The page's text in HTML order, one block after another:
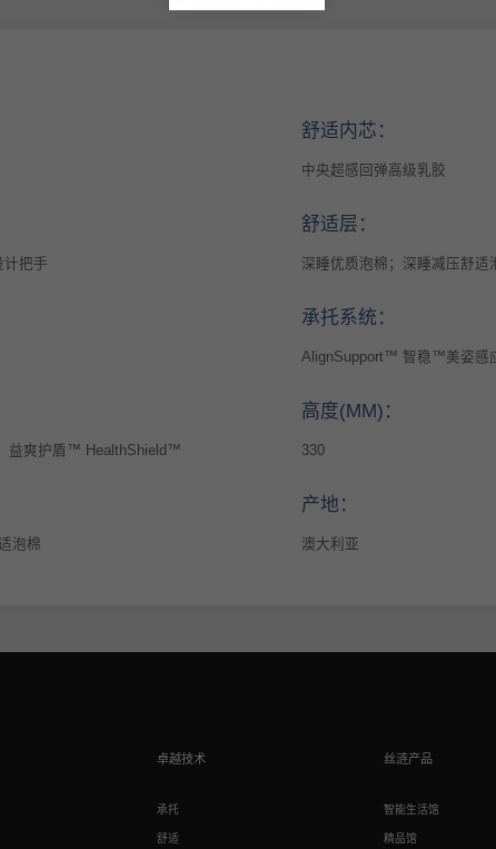
舒适内芯：
中央超感回弹高级乳胶
计把手
舒适层：
深睡优质泡棉；深睡减压舒适
承托系统：
AlignSupport™ 智稳™美姿感
益爽护盾™ HealthShield™
高度(MM)：
330
泡棉
产地：
澳大利亚
卓越技术
承托
舒适
丝涟产品
智能生活馆
精品馆